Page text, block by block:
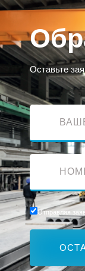
Оставьте
Отправляя